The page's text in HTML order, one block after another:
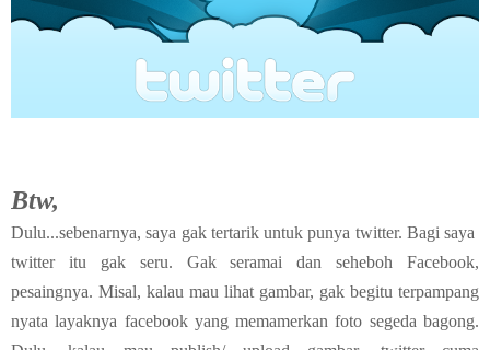
Btw,
Dulu...sebenarnya, saya gak tertarik untuk punya twitter. Bagi saya
twitter itu gak seru. Gak seramai dan seheboh Facebook,
pesaingnya. Misal, kalau mau lihat gambar, gak begitu terpampang
nyata layaknya facebook yang memamerkan foto segeda bagong.